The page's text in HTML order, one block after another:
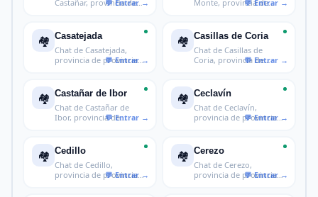
Castañar, provincia de
Monte, provincia de
🏘️ Casatejada
Chat de Casatejada,
provincia de provincia
🏘️ Casillas de Coria
Chat de Casillas de
Coria, provincia de
🏘️ Castañar de Ibor
Chat de Castañar de
Ibor, provincia de
🏘️ Ceclavín
Chat de Ceclavín,
provincia de provincia
🏘️ Cedillo
Chat de Cedillo,
provincia de provincia
🏘️ Cerezo
Chat de Cerezo,
provincia de provincia